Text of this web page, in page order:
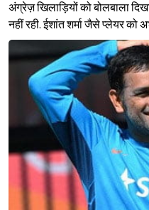
अंग्रेज़ खिलाड़ियों को बोलबाला
नहीं रही. ईशांत शर्मा जैसे प्लेयर को